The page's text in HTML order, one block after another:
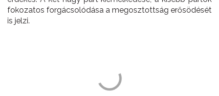
fokozatos forgácsolódása a megosztottság erősödését
is jelzi.